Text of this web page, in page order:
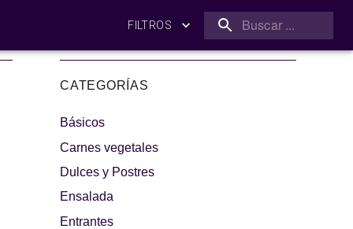
FILTROS
¡A dipear!
CATEGORÍAS
Básicos
Carnes vegetales
Dulces y Postres
Ensalada
Entrantes